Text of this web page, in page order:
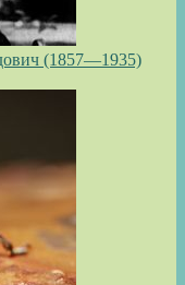
(1857—1935)